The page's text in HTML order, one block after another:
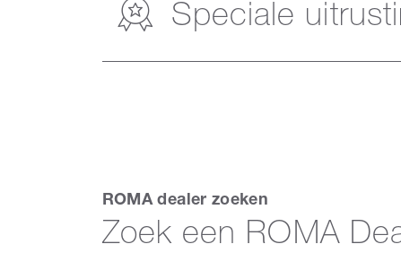
Speciale
ROMA dealer zoeken
Zoek een ROMA